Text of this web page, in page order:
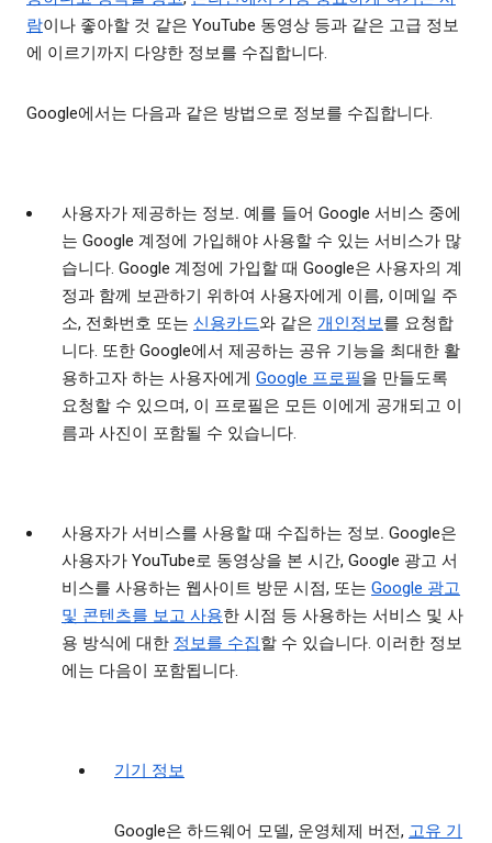
람이나 좋아할 것 같은 YouTube 동영상 등과 같은 고급 정보
에 이르기까지 다양한 정보를 수집합니다.
Google에서는 다음과 같은 방법으로 정보를 수집합니다.
사용자가 제공하는 정보. 예를 들어 Google 서비스 중에
는 Google 계정에 가입해야 사용할 수 있는 서비스가 많
습니다. Google 계정에 가입할 때 Google은 사용자의 계
정과 함께 보관하기 위하여 사용자에게 이름, 이메일 주
소, 전화번호 또는 신용카드와 같은 개인정보를 요청합
니다. 또한 Google에서 제공하는 공유 기능을 최대한 활
용하고자 하는 사용자에게 Google 프로필을 만들도록
요청할 수 있으며, 이 프로필은 모든 이에게 공개되고 이
름과 사진이 포함될 수 있습니다.
사용자가 서비스를 사용할 때 수집하는 정보. Google은
사용자가 YouTube로 동영상을 본 시간, Google 광고 서
비스를 사용하는 웹사이트 방문 시점, 또는 Google 광고
및 콘텐츠를 보고 사용한 시점 등 사용하는 서비스 및 사
용 방식에 대한 정보를 수집할 수 있습니다. 이러한 정보
에는 다음이 포함됩니다.
기기 정보
Google은 하드웨어 모델, 운영체제 버전, 고유 기